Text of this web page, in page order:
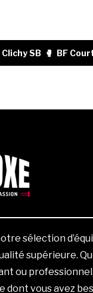
Clichy SB 🥊 BF
sélection
supérieure.
ou
dont vous avez